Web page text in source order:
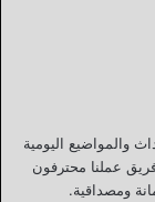
والمواضيع اليومية
عملنا محترفون
ومصداقية.